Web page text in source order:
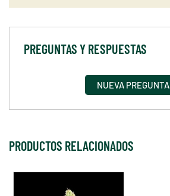
PREGUNTAS Y RESPUESTAS
NUEVA PREGUNTA
PRODUCTOS RELACIONADOS